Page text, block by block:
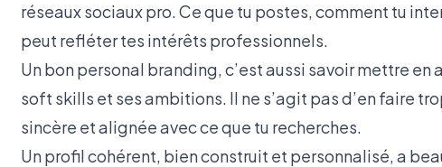
réseaux sociaux pro. Ce que tu postes, comment tu
peut refléter tes intérêts professionnels.
Un bon personal branding, c’est aussi savoir mettre en
soft skills et ses ambitions. Il ne s’agit pas d’en faire
sincère et alignée avec ce que tu recherches.
Un profil cohérent, bien construit et personnalisé, a